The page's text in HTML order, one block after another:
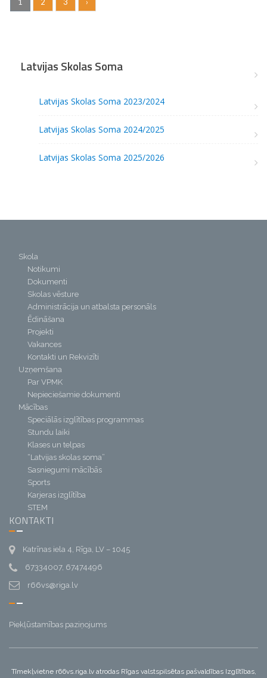
Latvijas Skolas Soma
Latvijas Skolas Soma 2023/2024
Latvijas Skolas Soma 2024/2025
Latvijas Skolas Soma 2025/2026
Skola
Notikumi
Dokumenti
Skolas vēsture
Administrācija un atbalsta personāls
Ēdināšana
Projekti
Vakances
Kontakti un Rekvizīti
Uzņemšana
Par VPMK
Nepieciešamie dokumenti
Mācības
Speciālās izglītības programmas
Stundu laiki
Klases un telpas
“Latvijas skolas soma”
Sasniegumi mācībās
Sports
Karjeras izglītība
STEM
KONTAKTI
Katrīnas iela 4, Rīga, LV – 1045
67334007, 67474496
r66vs@riga.lv
Piekļūstamības paziņojums
Tīmekļvietne r66vs.riga.lv atrodas Rīgas valstspilsētas pašvaldības Izglītības,